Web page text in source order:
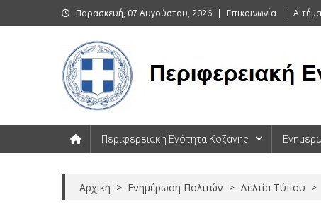
to
Παρασκευή, 07 Αυγούστου, 2026 Επικοινωνία
Περιφερειακή Ενότητα Κοζάνης
Αρχική > Ενημέρωση Πολιτών > Δελτία Τύπου >